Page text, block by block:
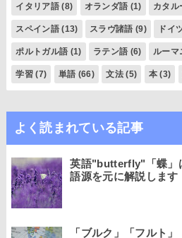
イタリア語 (8) オランダ語 (1) カタル
スペイン語 (13) スラヴ諸語 (9) ドイ
ポルトガル語 (1) ラテン語 (6) ルーマ
学習 (7) 単語 (66) 文法 (5) 本 (3)
よく読まれている記事
英語"butterfly"「蝶」
語源を元に解説します
「ブルク」「フルト